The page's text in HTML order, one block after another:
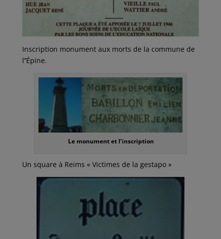
Inscription monument aux morts de la commune de
l’’Épine.
Le monument et l’inscription
Un square à Reims « Victimes de la gestapo »